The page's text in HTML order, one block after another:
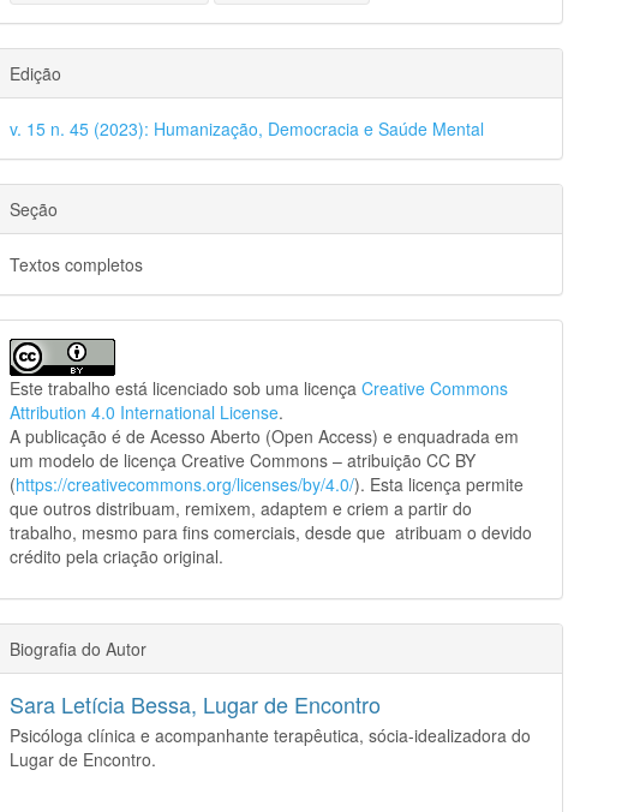
Edição
v. 15 n. 45 (2023): Humanização, Democracia e Saúde Mental
Seção
Textos completos
Este trabalho está licenciado sob uma licençaCreative Commons
Attribution 4.0 International License.
A publicação é de Acesso Aberto (Open Access) e enquadrada em
um modelo de licença Creative Commons – atribuição CC BY
(https://creativecommons.org/licenses/by/4.0/). Esta licença permite
que outros distribuam, remixem, adaptem e criem a partir do
trabalho, mesmo para fins comerciais, desde que atribuam o devido
crédito pela criação original.
Biografia do Autor
Sara Letícia Bessa, Lugar de Encontro
Psicóloga clínica e acompanhante terapêutica, sócia-idealizadora do
Lugar de Encontro.